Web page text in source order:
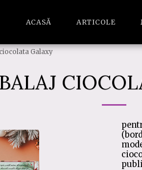
ACASĂ ARTICOLE
Galaxy